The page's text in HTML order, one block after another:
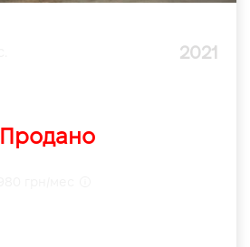
2021
Продано